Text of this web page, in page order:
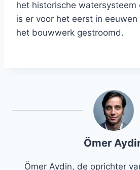
het historische watersysteem
is er voor het eerst in
het bouwwerk gestroomd.
Ömer
Ömer Aydin, de oprichter